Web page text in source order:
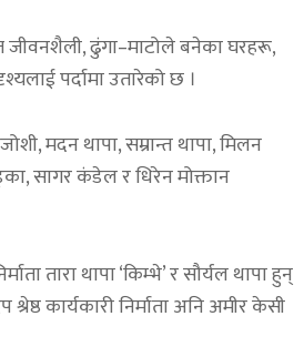
ढुंगा–माटोले बनेका घरहरू,
पर्दामा उतारेको छ ।
मदन थापा, सम्रान्त थापा, मिलन
सागर कंडेल र धिरेन मोक्तान
तारा थापा ‘किम्भे’ र सौर्यल थापा हुन्
कार्यकारी निर्माता अनि अमीर केसी